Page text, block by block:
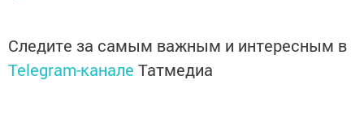
Следите за самым важным и интересным в
Telegram-канале Татмедиа